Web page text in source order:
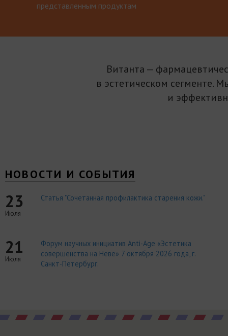
представленным продуктам
Витанта —
в эстетическом сегменте.
и
НОВОСТИ И СОБЫТИЯ
23
Июля
Статья "Сочетанная профилактика старения кожи."
21
Июля
Форум научных инициатив Anti-Age «Эстетика
совершенства на Неве» 7 октября 2026 года, г.
Санкт-Петербург.